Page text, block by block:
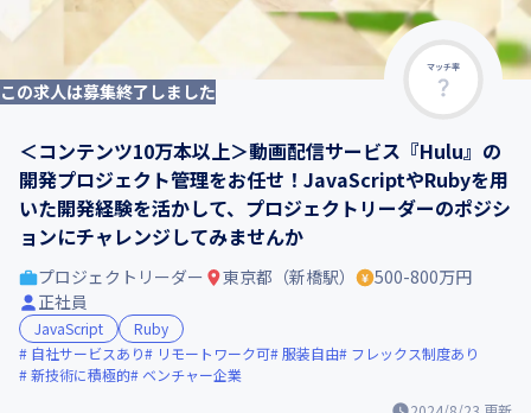
マッチ率
この求人は募集終了しました
＜コンテンツ10万本以上＞動画配信サービス『Hulu』の
開発プロジェクト管理をお任せ！JavaScriptやRubyを用
いた開発経験を活かして、プロジェクトリーダーのポジシ
ョンにチャレンジしてみませんか
プロジェクトリーダー 東京都（新橋駅）
500-800万円
正社員
JavaScript
Ruby
自社サービスあり
リモートワーク可 服装自由
フレックス制度あり
新技術に積極的
ベンチャー企業